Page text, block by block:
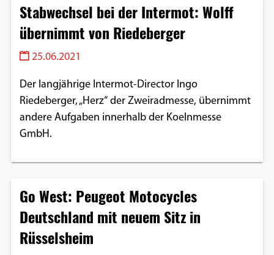
Stabwechsel bei der Intermot: Wolff
übernimmt von Riedeberger
25.06.2021
Der langjährige Intermot-Director Ingo
Riedeberger, „Herz“ der Zweiradmesse, übernimmt
andere Aufgaben innerhalb der Koelnmesse
GmbH.
Go West: Peugeot Motocycles
Deutschland mit neuem Sitz in
Rüsselsheim